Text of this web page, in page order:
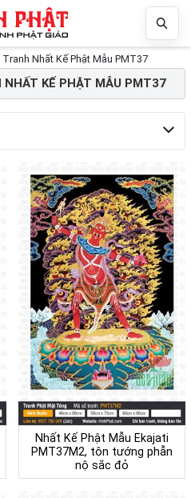
Tranh Nhất Kế Phật Mẫu PMT37
KẾ PHẬT MẪU PMT37
Nhất Kế Phật Mẫu Ekajati
PMT37M2, tôn tướng phẫn
nộ sắc đỏ